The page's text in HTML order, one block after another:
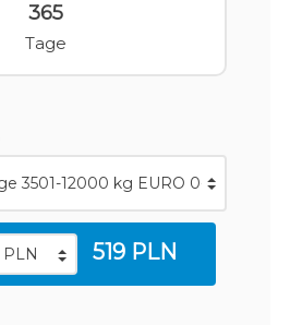
365
Tage
519 PLN